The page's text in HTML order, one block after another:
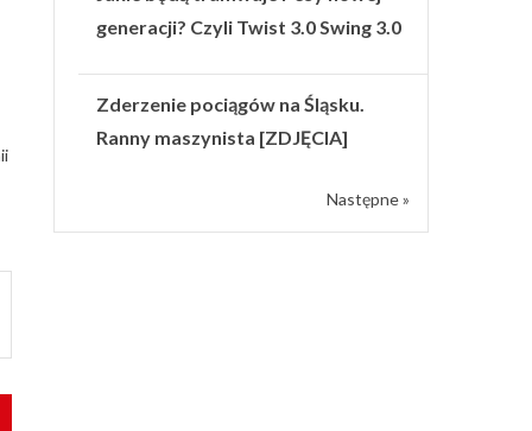
generacji? Czyli Twist 3.0 Swing 3.0
Zderzenie pociągów na Śląsku.
Ranny maszynista [ZDJĘCIA]
Następne »